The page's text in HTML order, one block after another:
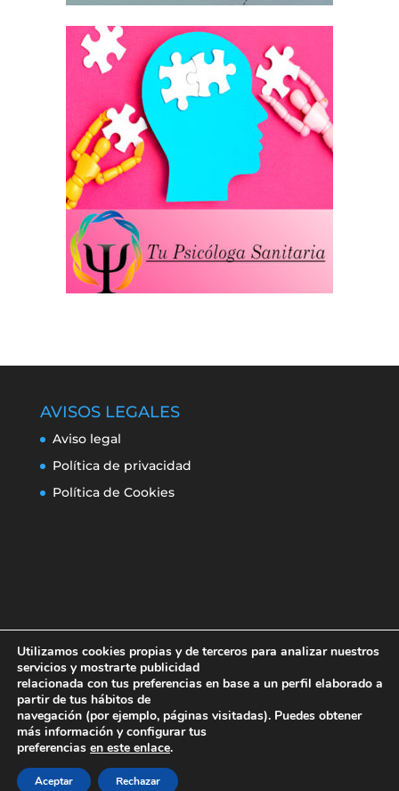
AVISOS LEGALES
Aviso legal
Política de privacidad
Política de Cookies
Aviso legal
Política de privacidad
Política de Cookies
Erroresclima 2019-220
Utilizamos cookies propias y de terceros para analizar nuestros
servicios y mostrarte publicidad
relacionada con tus preferencias en base a un perfil elaborado a
partir de tus hábitos de
navegación (por ejemplo, páginas visitadas). Puedes obtener
más información y configurar tus
preferencias en este enlace.
Aceptar Rechazar